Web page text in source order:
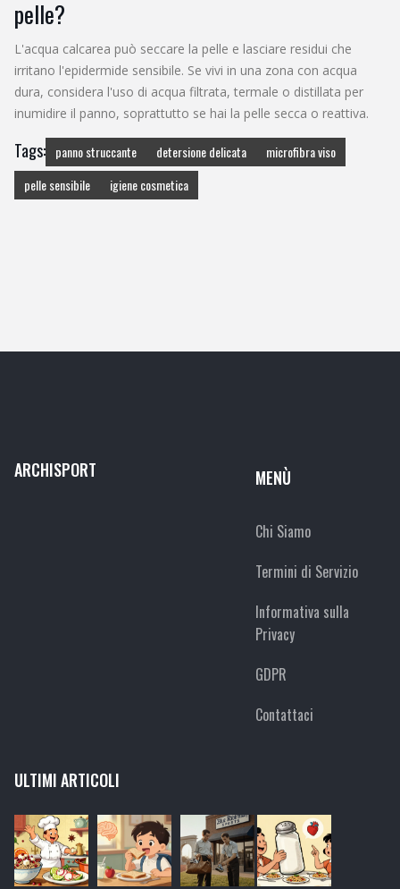
pelle?
L'acqua calcarea può seccare la pelle e lasciare residui che
irritano l'epidermide sensibile. Se vivi in una zona con acqua
dura, considera l'uso di acqua filtrata, termale o distillata per
inumidire il panno, soprattutto se hai la pelle secca o reattiva.
Tags: panno struccante detersione delicata
microfibra viso
pelle sensibile
igiene cosmetica
ARCHISPORT MENÙ
Chi Siamo
Termini di Servizio
Informativa sulla
Privacy
GDPR
Contattaci
ULTIMI ARTICOLI